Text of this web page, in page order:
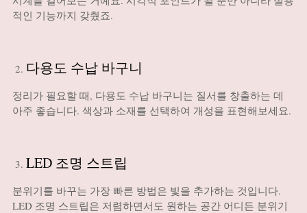
적인 기능까지 갖췄죠.
다용도 수납 바구니
정리가 필요할 때, 다용도 수납 바구니는 질서를 창출하는 데
아주 좋습니다. 색상과 소재를 선택하여 개성을 표현해보세요.
LED 조명 스트립
분위기를 바꾸는 가장 빠른 방법은 빛을 추가하는 것입니다.
LED 조명 스트립은 저렴하면서도 원하는 공간 어디든 분위기